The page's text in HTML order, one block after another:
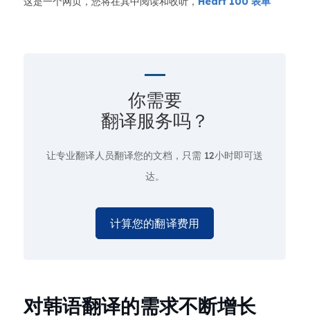
你需要
翻译服务吗？
让专业翻译人员翻译您的文档，只需 12小时即可送
达。
计算您的翻译费用
对韩语翻译的需求不断增长